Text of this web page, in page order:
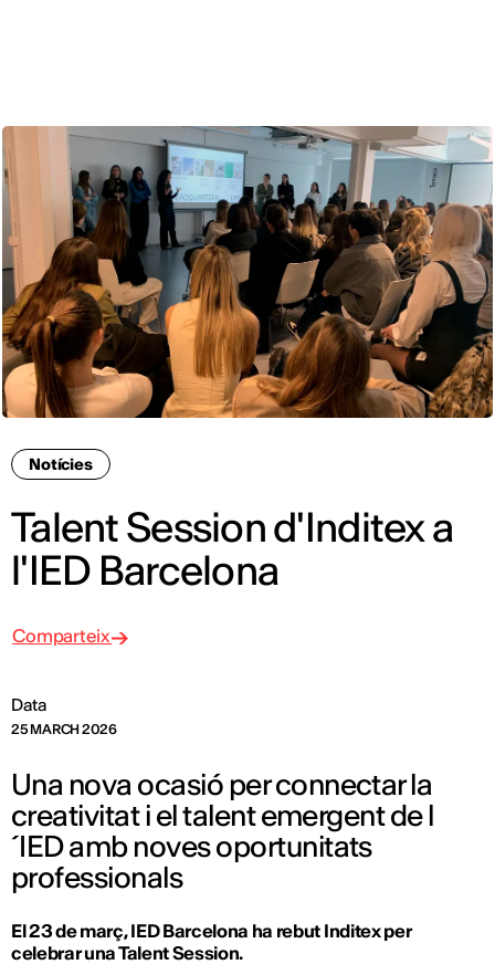
Notícies
Talent Session d'Inditex a
l'IED Barcelona
Data
25 MARCH 2026
Comparteix
Una nova ocasió per connectar la
creativitat i el talent emergent de l
´IED amb noves oportunitats
professionals
El 23 de març, IED Barcelona ha rebut Inditex per
celebrar una Talent Session.